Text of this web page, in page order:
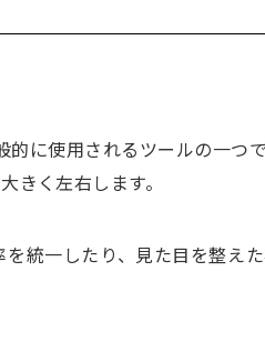
に使用されるツールの一つ
きく左右します。
統一したり、見た目を整え